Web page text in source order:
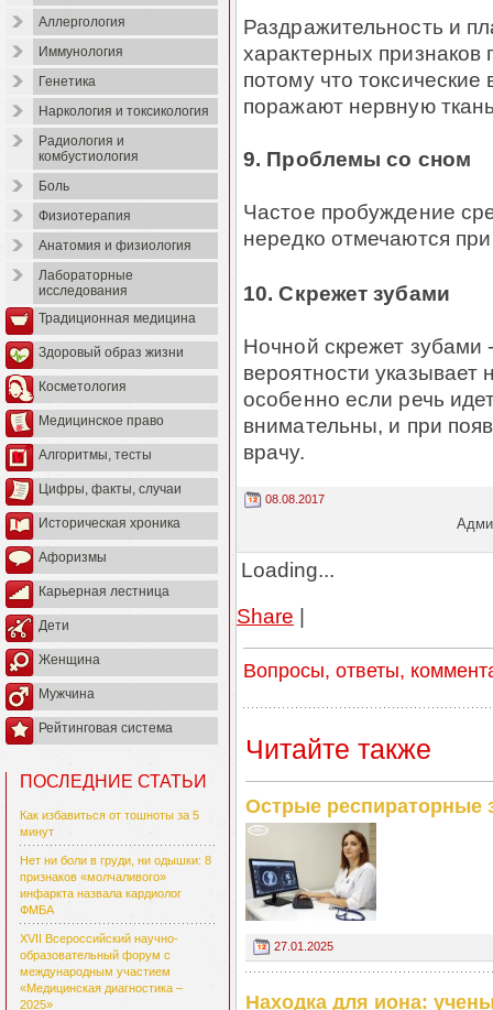
Аллергология
Иммунология
Генетика
Наркология и токсикология
Радиология и
комбустиология
Боль
Физиотерапия
Анатомия и физиология
Лабораторные
исследования
Традиционная медицина
Здоровый образ жизни
Косметология
Медицинское право
Алгоритмы, тесты
Цифры, факты, случаи
Историческая хроника
Афоризмы
Карьерная лестница
Дети
Женщина
Мужчина
Рейтинговая система
ПОСЛЕДНИЕ СТАТЬИ
Как избавиться от тошноты за 5
минут
Нет ни боли в груди, ни одышки: 8
признаков «молчаливого»
инфаркта назвала кардиолог
ФМБА
XVII Всероссийский научно-
образовательный форум с
международным участием
«Медицинская диагностика –
2025»
Раздражительность и
характерных признаков
потому что
поражают нервную
9. Проблемы со сном
Частое пробуждение
нередко отмечаются
10. Скрежет зубами
Ночной скрежет зубами
вероятности указывает
особенно если речь
внимательны, и при
врачу.
08.08.2017
Loading...
Share |
Вопросы, ответы,
Читайте также
Острые респираторные
27.01.2025
Находка для иона: